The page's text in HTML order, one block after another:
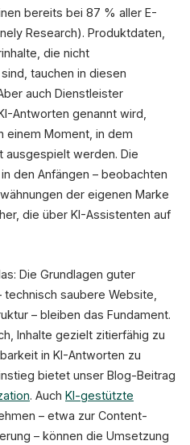
bereits bei 87 % aller E-
Research). Produktdaten,
die nicht
tauchen in diesen
auch Dienstleister
Antworten genannt wird,
einem Moment, in dem
ausgespielt werden. Die
den Anfängen – beobachten
der eigenen Marke
die über KI-Assistenten auf
Die Grundlagen guter
saubere Website,
– bleiben das Fundament.
Inhalte gezielt zitierfähig zu
in KI-Antworten zu
bietet unser Blog-Beitrag
. Auch KI-gestützte
– etwa zur Content-
– können die Umsetzung